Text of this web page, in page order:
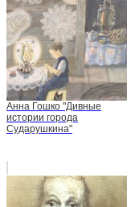
Анна Гошко "Дивные
истории города
Сударушкина"